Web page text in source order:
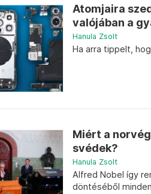
Atomjaira
valójában a
Hanula Zsolt
Ha arra tippelt,
Miért a
svédek?
Hanula Zsolt
Alfred Nobel így
döntéséből